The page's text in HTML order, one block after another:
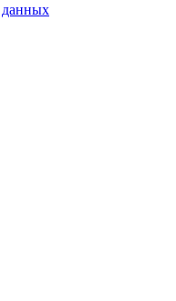
данных